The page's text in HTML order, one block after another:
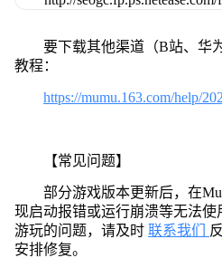
要下载其他渠道（B站、华
教程：
https://mumu.163.com/help/
【常见问题】
部分游戏版本更新后，在
现启动报错或运行崩溃等无法
游玩的问题，请及时 联系我们
安排修复。